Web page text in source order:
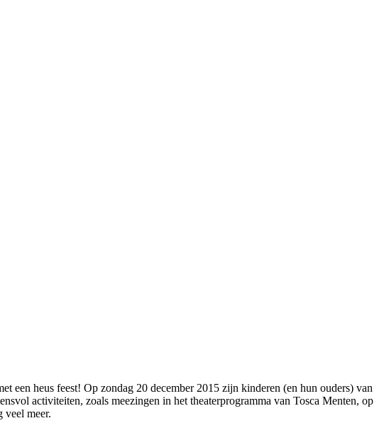
heus feest! Op zondag 20 december 2015 zijn kinderen (en hun ouders) van
activiteiten, zoals meezingen in het theaterprogramma van Tosca Menten, op
veel meer.